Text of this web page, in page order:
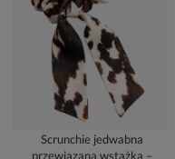
Scrunchie jedwabna
przewiązana wstążką –